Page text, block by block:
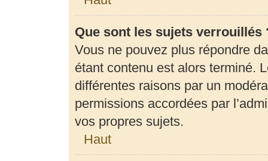
Que sont les sujets verrouillés
Vous ne pouvez plus répondre
étant contenu est alors terminé.
différentes raisons par un
permissions accordées par
vos propres sujets.
Haut